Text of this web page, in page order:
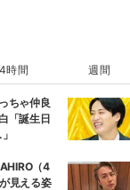
時間 週間
ちゃ仲良
「誕生日
（4
見える姿